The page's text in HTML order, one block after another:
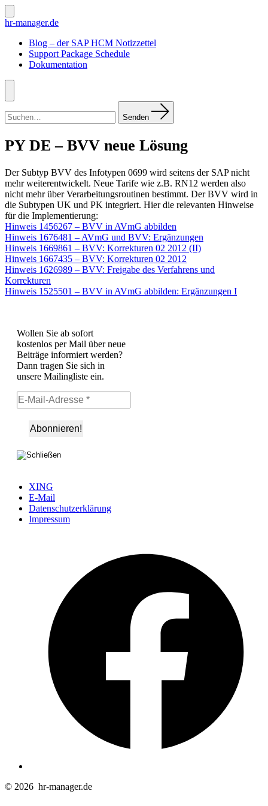
Zum
Inhalt
Suche
ein-/ausblenden
hr-manager.de
Blog – der SAP HCM Notizzettel
Support Package Schedule
Dokumentation
Menü
nach:
Senden
PY DE – BVV neue Lösung
Der Subtyp BVV des Infotypen 0699 wird seitens der SAP nicht
mehr weiterentwickelt. Neue Tarife wie z.B. RN12 werden also
nicht mehr über Verarbeitungsroutinen bestimmt. Der BVV wird in
die Subtypen UK und PK integriert. Hier die relevanten Hinweise
für die Implementierung:
Hinweis 1456267 – BVV in AVmG abbilden
Hinweis 1676481 – AVmG und BVV: Ergänzungen
Hinweis 1669861 – BVV: Korrekturen 02 2012 (II)
Hinweis 1667435 – BVV: Korrekturen 02 2012
Hinweis 1626989 – BVV: Freigabe des Verfahrens und
Korrekturen
Hinweis 1525501 – BVV in AVmG abbilden: Ergänzungen I
Wollen Sie ab sofort
kostenlos per Mail über neue
Beiträge informiert werden?
Dann tragen Sie sich in
unsere Mailingliste ein.
XING
E-Mail
Datenschutzerklärung
Impressum
© 2026 hr-manager.de